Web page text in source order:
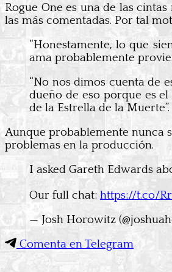
Rogue One es una de las
las más comentadas. Por tal
“Honestamente, lo que
ama probablemente
“No nos dimos cuenta de
dueño de eso porque es el
de la Estrella de la Muerte”.
Aunque probablemente nunca
problemas en la producción.
I asked Gareth Edwards
Our full chat: https://t.co/
— Josh Horowitz
Comenta en Telegram